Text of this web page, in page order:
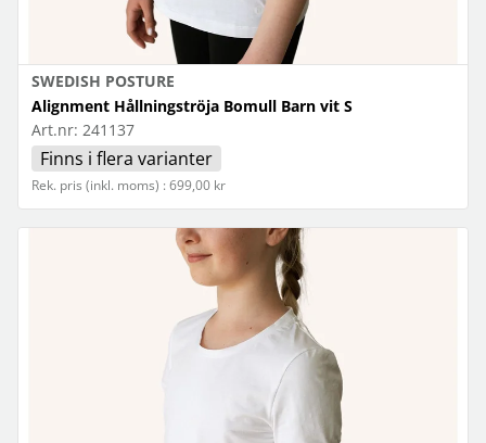
SWEDISH POSTURE
Alignment Hållningströja Bomull Barn vit S
Art.nr: 241137
Finns i flera varianter
Rek. pris (inkl. moms) : 699,00 kr